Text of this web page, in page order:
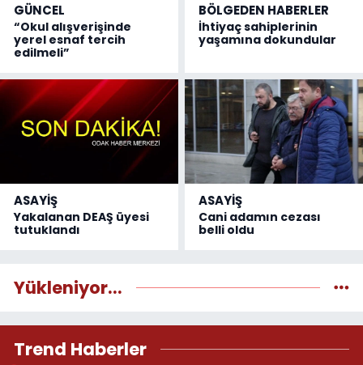
GÜNCEL
“Okul alışverişinde
yerel esnaf tercih
edilmeli”
BÖLGEDEN HABERLER
İhtiyaç sahiplerinin
yaşamına dokundular
ASAYİŞ
Yakalanan DEAŞ üyesi
tutuklandı
ASAYİŞ
Cani adamın cezası
belli oldu
Yükleniyor...
Trend Haberler